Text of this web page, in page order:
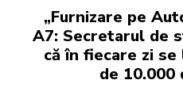
„Furnizare pe
A7: Secretarul de
că în fiecare zi
de 10.000